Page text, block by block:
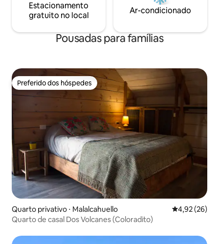
Estacionamento
gratuito no local
Ar-condicionado
Pousadas para famílias
Preferido dos hóspedes
Preferido dos hóspedes
Quarto privativo ⋅ Malalcahuello 4,92 de uma
4,92 (26)
Quarto de casal Dos Volcanes (Coloradito)